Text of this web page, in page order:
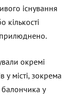
існування
кількості
окремі
у місті, зокрема
балончика у